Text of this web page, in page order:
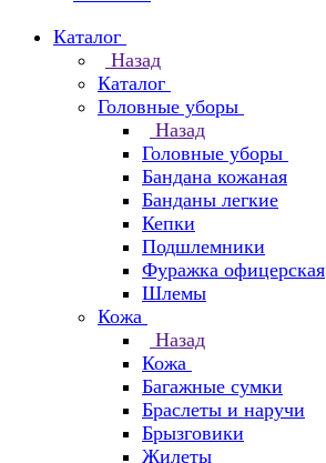
Каталог
Назад
Каталог
Головные уборы
Назад
Головные уборы
Бандана кожаная
Банданы легкие
Кепки
Подшлемники
Фуражка офицерская
Шлемы
Кожа
Назад
Кожа
Багажные сумки
Браслеты и наручи
Брызговики
Жилеты